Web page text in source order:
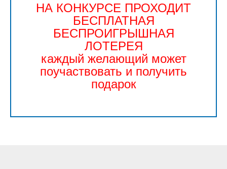
НА КОНКУРСЕ ПРОХОДИТ
БЕСПЛАТНАЯ
БЕСПРОИГРЫШНАЯ
ЛОТЕРЕЯ
каждый желающий может
поучаствовать и получить
подарок